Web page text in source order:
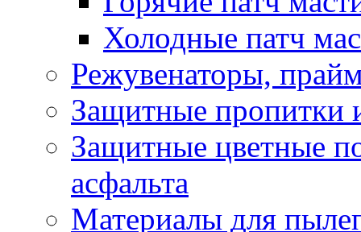
Холодные патч
Режувенаторы,
Защитные пропитки
Защитные цветные
асфальта
Материалы для